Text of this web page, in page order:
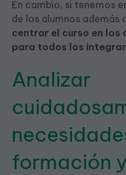
En cambio, si tenemos
de los alumnos además
centrar el curso en los
para todos los
Analizar
formación